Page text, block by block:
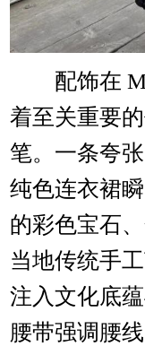
配饰在
着至关重要
笔。一条夸
纯色连衣裙
的彩色宝石
当地传统手
注入文化底
腰带强调腰